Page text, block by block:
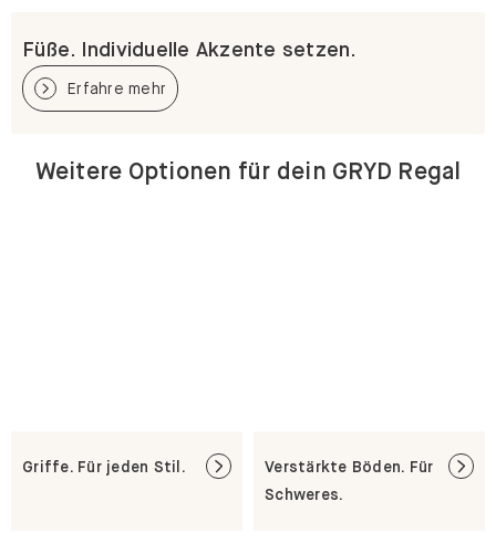
Füße. Individuelle Akzente setzen.
Erfahre mehr
Weitere Optionen für dein GRYD Regal
Griffe. Für jeden Stil.
Verstärkte Böden. Für
Schweres.